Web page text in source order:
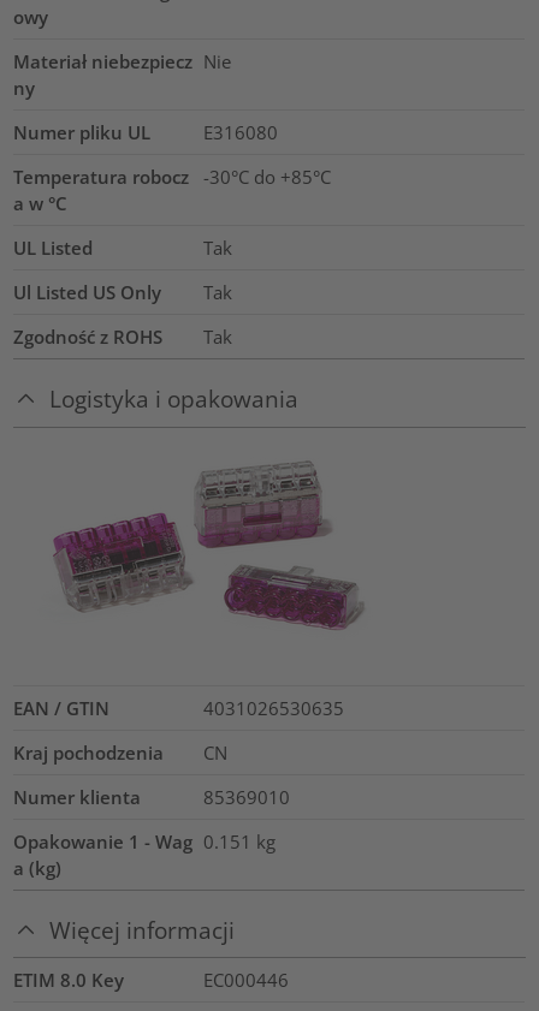
owy
Materiał niebezpiecz
ny
Nie
Numer pliku UL
E316080
Temperatura robocz
a w °C
-30°C do +85°C
UL Listed
Tak
Ul Listed US Only
Tak
Zgodność z ROHS
Tak
Logistyka i opakowania
EAN / GTIN
4031026530635
Kraj pochodzenia
CN
Numer klienta
85369010
Opakowanie 1 - Wag
a (kg)
0.151 kg
Więcej informacji
ETIM 8.0 Key
EC000446